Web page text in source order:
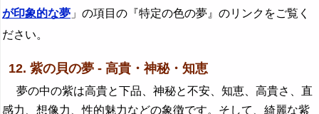
が印象的な夢 」の項目の『特定の色の夢』のリンクをご覧く
ださい。
12. 紫の貝の夢 - 高貴・神秘・知恵
夢の中の紫は高貴と下品、神秘と不安、知恵、高貴さ、直
感力、想像力、性的魅力などの象徴です。そして、綺麗な紫